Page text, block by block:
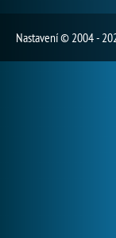
Nastavení© 2004 -